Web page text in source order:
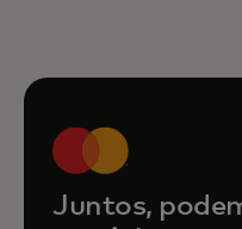
Juntos,